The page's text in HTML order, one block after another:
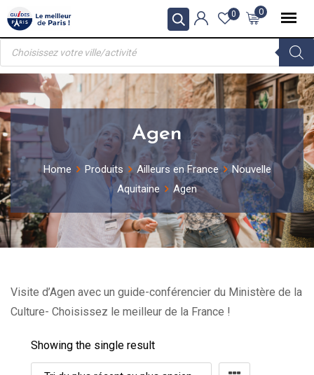
Skip
to
content
0
0
Recherche
produits
Agen
Home Produits Ailleurs en France
Nouvelle
Aquitaine
Agen
Visite d’Agen avec un guide-conférencier du Ministère de la
Culture- Choisissez le meilleur de la France !
Showing the single result